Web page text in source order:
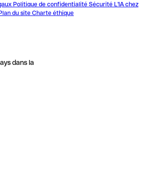
Politique de confidentialité Sécurité L'IA chez
du site Charte éthique
dans la